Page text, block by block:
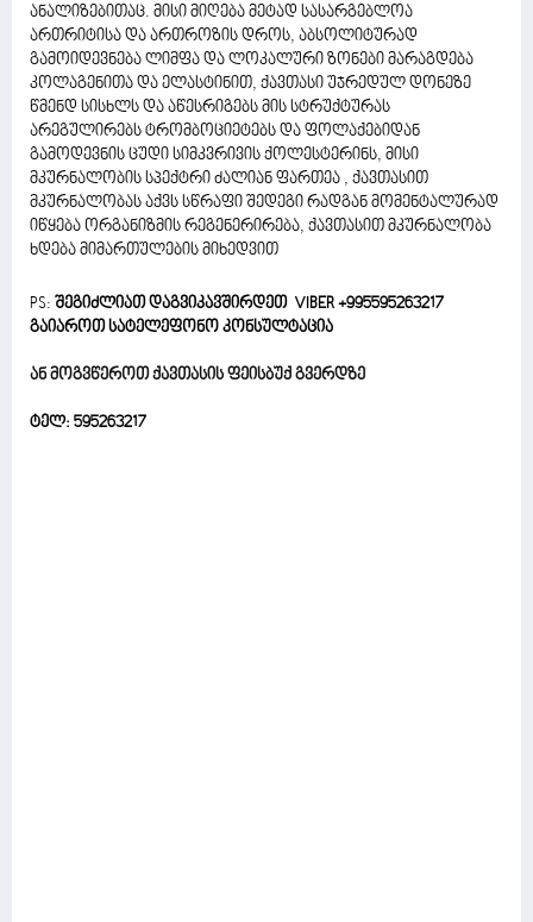
ანალიზებითაც. მისი მიღება მეტად სასარგებლოა
ართრიტისა და ართროზის დროს, აბსოლიტურად
გამოიდევნება ლიმფა და ლოკალური ზონები მარაგდება
კოლაგენითა და ელასტინით, ქავთასი უჯრედულ დონეზე
წმენდ სისხლს და აწესრიგებს მის სტრუქტურას
არეგულირებს ტრომბოციეტებს და ფოლაქებიდან
გამოდევნის ცუდი სიმკვრივის ქოლესტერინს, მისი
მკურნალობის სპექტრი ძალიან ფართეა , ქავთასით
მკურნალობას აქვს სწრაფი შედეგი რადგან მომენტალურად
იწყება ორგანიზმის რეგენერირება, ქავთასით მკურნალობა
ხდება მიმართულების მიხედვით
PS: შეგიძლიათ დაგვიკავშირდეთ VIBER +995595263217
გაიაროთ სატელეფონო კონსულტაცია
ან მოგვწეროთ ქავთასის ფეისბუქ გვერდზე
ტელ: 595263217